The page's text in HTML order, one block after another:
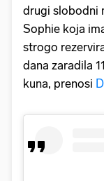
drugi slobodni
Sophie koja
strogo
dana zaradila
kuna, prenosi